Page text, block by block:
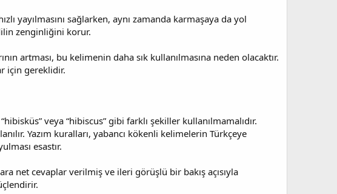
yayılmasını sağlarken, aynı zamanda karmaşaya da yol
zenginliğini korur.
artması, bu kelimenin daha sık kullanılmasına neden olacaktır.
için gereklidir.
veya “hibiscus” gibi farklı şekiller kullanılmamalıdır.
Yazım kuralları, yabancı kökenli kelimelerin Türkçeye
esastır.
net cevaplar verilmiş ve ileri görüşlü bir bakış açısıyla